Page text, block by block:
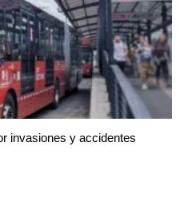
invasiones y accidentes